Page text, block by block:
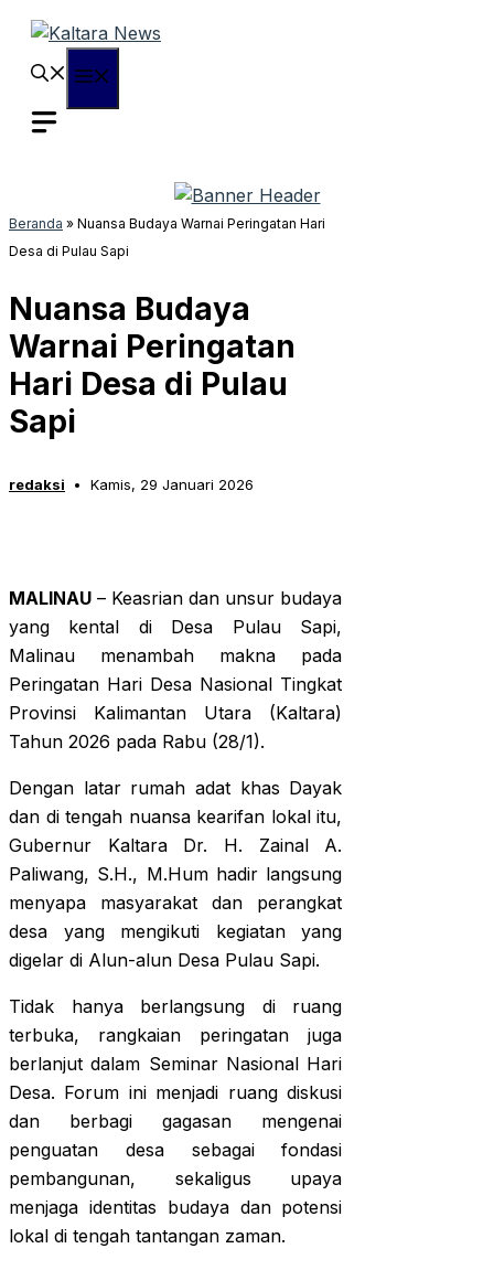
Langsung
Beranda » Nuansa Budaya Warnai Peringatan Hari
Desa di Pulau Sapi
Nuansa Budaya
Warnai Peringatan
Hari Desa di Pulau
Sapi
redaksi Kamis, 29 Januari 2026
MALINAU – Keasrian dan unsur budaya
yang kental di Desa Pulau Sapi,
Malinau menambah makna pada
Peringatan Hari Desa Nasional Tingkat
Provinsi Kalimantan Utara (Kaltara)
Tahun 2026 pada Rabu (28/1).
Dengan latar rumah adat khas Dayak
dan di tengah nuansa kearifan lokal itu,
Gubernur Kaltara Dr. H. Zainal A.
Paliwang, S.H., M.Hum hadir langsung
menyapa masyarakat dan perangkat
desa yang mengikuti kegiatan yang
digelar di Alun-alun Desa Pulau Sapi.
Tidak hanya berlangsung di ruang
terbuka, rangkaian peringatan juga
berlanjut dalam Seminar Nasional Hari
Desa. Forum ini menjadi ruang diskusi
dan berbagi gagasan mengenai
penguatan desa sebagai fondasi
pembangunan, sekaligus upaya
menjaga identitas budaya dan potensi
lokal di tengah tantangan zaman.